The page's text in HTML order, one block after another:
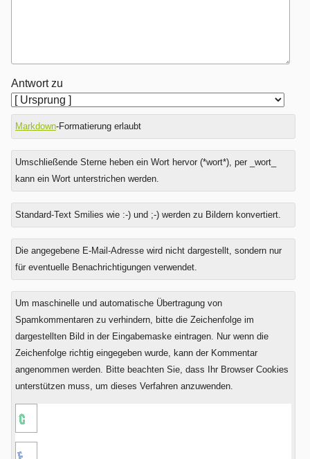
Antwort zu
Markdown-Formatierung erlaubt
Umschließende Sterne heben ein Wort hervor (*wort*), per _wort_
kann ein Wort unterstrichen werden.
Standard-Text Smilies wie :-) und ;-) werden zu Bildern konvertiert.
Was
ist
Null
plus
Die angegebene E-Mail-Adresse wird nicht dargestellt, sondern nur
für eventuelle Benachrichtigungen verwendet.
Um maschinelle und automatische Übertragung von
Spamkommentaren zu verhindern, bitte die Zeichenfolge im
dargestellten Bild in der Eingabemaske eintragen. Nur wenn die
Zeichenfolge richtig eingegeben wurde, kann der Kommentar
angenommen werden. Bitte beachten Sie, dass Ihr Browser Cookies
unterstützen muss, um dieses Verfahren anzuwenden.